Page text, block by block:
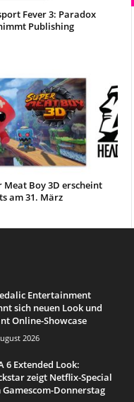
Fever 3: Paradox
Publishing
Meat Boy 3D erscheint
am 31. März
Entertainment
sich neuen Look und
Online-Showcase
2026
6 Extended Look:
zeigt Netflix-Special
Gamescom-Donnerstag